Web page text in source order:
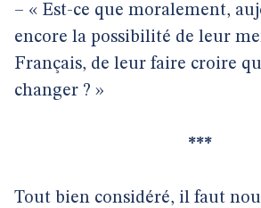
– « Est-ce que moralement,
encore la possibilité de leur
Français, de leur faire croire
changer ? »
***
Tout bien considéré, il faut